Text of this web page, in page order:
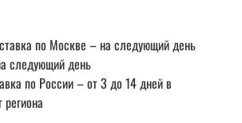
по Москве – на следующий день
следующий день
по России – от 3 до 14 дней в
региона